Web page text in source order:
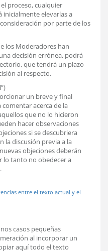
proceso, cualquier
elevarlas a
por parte de los
los Moderadores han
decisión errónea, podrá
que tendrá un plazo
al respecto.
un breve y final
acerca de la
que no lo hicieron
hacer observaciones
si se descubriera
la discusión previa a la
objeciones deberán
lo tanto no obedecer a
entre el texto actual y el
casos pequeñas
al incorporar un
aquí todo el texto